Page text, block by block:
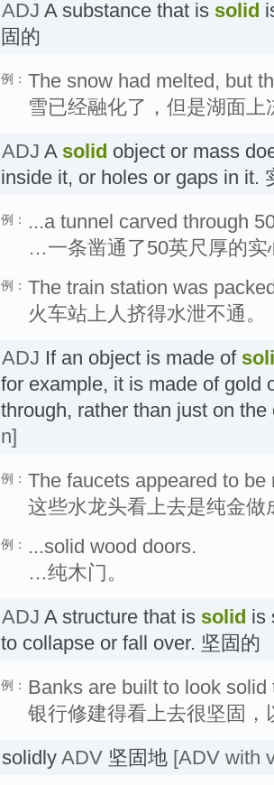
ADJ A substance that is solid
固的
例： The snow had melted, but
雪已经融化了，但是湖面上
ADJ A solid object or mass
inside it, or holes or gaps in it.
例：
...a tunnel carved through
…一条凿通了50英尺厚的实
例： The train station was
火车站上人挤得水泄不通。
ADJ If an object is made of
for example, it is made of gold
through, rather than just on
n]
例： The faucets appeared to
这些水龙头看上去是纯金做
例：
...solid wood doors.
…纯木门。
ADJ A structure that is solid is
to collapse or fall over. 坚固的
例： Banks are built to look
银行修建得看上去很坚固，
solidly ADV 坚固地 [ADV with